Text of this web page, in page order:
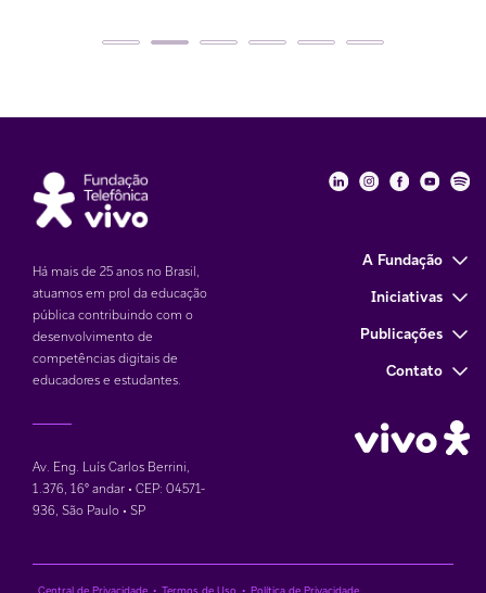
Há mais de 25 anos no Brasil,
atuamos em prol da educação
pública contribuindo com o
desenvolvimento de
competências digitais de
educadores e estudantes.
Av. Eng. Luís Carlos Berrini,
1.376, 16° andar • CEP: 04571-
936, São Paulo • SP
Fundação
Fundação
A Fundação
Iniciativas
Publicações
Contato